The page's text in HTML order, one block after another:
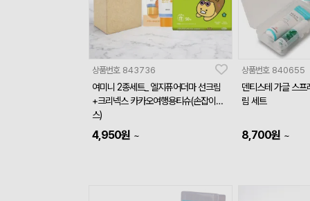
상품번호 843736
여미니 2종세트_ 엘지퓨어더마 선크림
+크리넥스 카카오여행용티슈(손잡이박
스)
4,950원 ~
상품번호 840655
덴티스테 가글 스
림 세트
8,700원 ~